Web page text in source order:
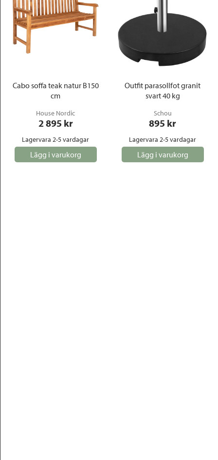
Cabo soffa teak natur B150
cm
House Nordic
2 895 kr
Lagervara 2-5 vardagar
Lägg i varukorg
Outfit parasollfot granit
svart 40 kg
Schou
895 kr
Lagervara 2-5 vardagar
Lägg i varukorg